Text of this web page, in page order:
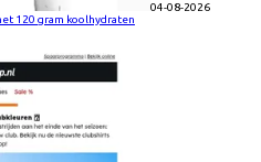
04-08-2026
120 gram koolhydraten